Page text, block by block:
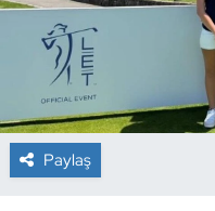
Paylaş
Çim Hokeyi
Cimnastik
Curling
Dağcılık